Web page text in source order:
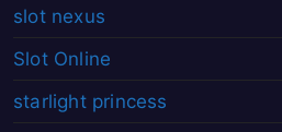
slot nexus
Slot Online
starlight princess